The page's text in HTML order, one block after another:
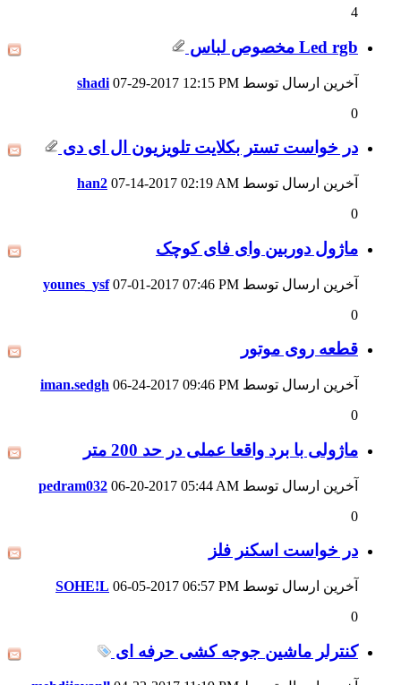
4
Led rgb مخصوص لباس
آخرین ارسال توسط shadi 07-29-2017 12:15 PM
0
در خواست تستر بکلایت تلویزیون ال ای دی
آخرین ارسال توسط han2 07-14-2017 02:19 AM
0
ماژول دوربین وای فای کوچک
آخرین ارسال توسط younes_ysf07-01-2017 07:46 PM
0
قطعه روی موتور
آخرین ارسال توسط iman.sedgh 06-24-2017 09:46 PM
0
ماژولی با برد واقعا عملی در حد 200 متر
آخرین ارسال توسط pedram032 06-20-2017 05:44 AM
0
در خواست اسکنر فلز
آخرین ارسال توسط SOHE!L 06-05-2017 06:57 PM
0
کنترلر ماشین جوجه کشی حرفه ای